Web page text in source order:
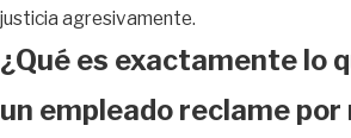
justicia agresivamente.
¿Qué es exactamente lo
un empleado reclame